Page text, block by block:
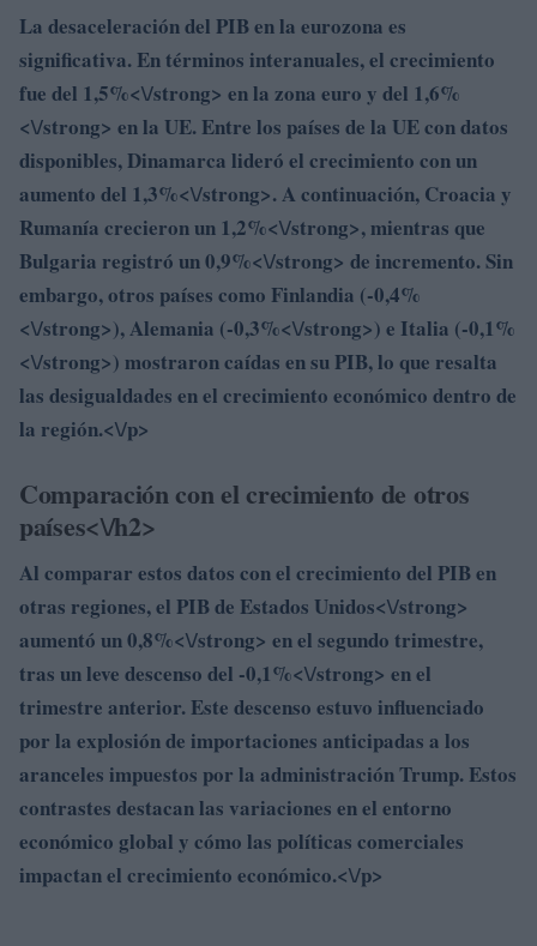
La desaceleración del PIB en la eurozona es
significativa. En términos interanuales, el crecimiento
fue del 1,5%<\/strong> en la zona euro y del 1,6%
<\/strong> en la UE. Entre los países de la UE con datos
disponibles, Dinamarca lideró el crecimiento con un
aumento del 1,3%<\/strong>. A continuación, Croacia y
Rumanía crecieron un 1,2%<\/strong>, mientras que
Bulgaria registró un0,9%<\/strong> de incremento. Sin
embargo, otros países como Finlandia (-0,4%
<\/strong>), Alemania (-0,3%<\/strong>) e Italia (-0,1%
<\/strong>) mostraron caídas en su PIB, lo que resalta
las desigualdades en el crecimiento económico dentro de
la región.<\/p>
Comparación con el crecimiento de otros
países<\/h2>
Al comparar estos datos con el crecimiento del PIB en
otras regiones, el PIB de Estados Unidos<\/strong>
aumentó un0,8%<\/strong> en el segundo trimestre,
tras un leve descenso del -0,1%<\/strong> en el
trimestre anterior. Este descenso estuvo influenciado
por la explosión de importaciones anticipadas a los
aranceles impuestos por la administración Trump. Estos
contrastes destacan las variaciones en el entorno
económico global y cómo las políticas comerciales
impactan el crecimiento económico.<\/p>